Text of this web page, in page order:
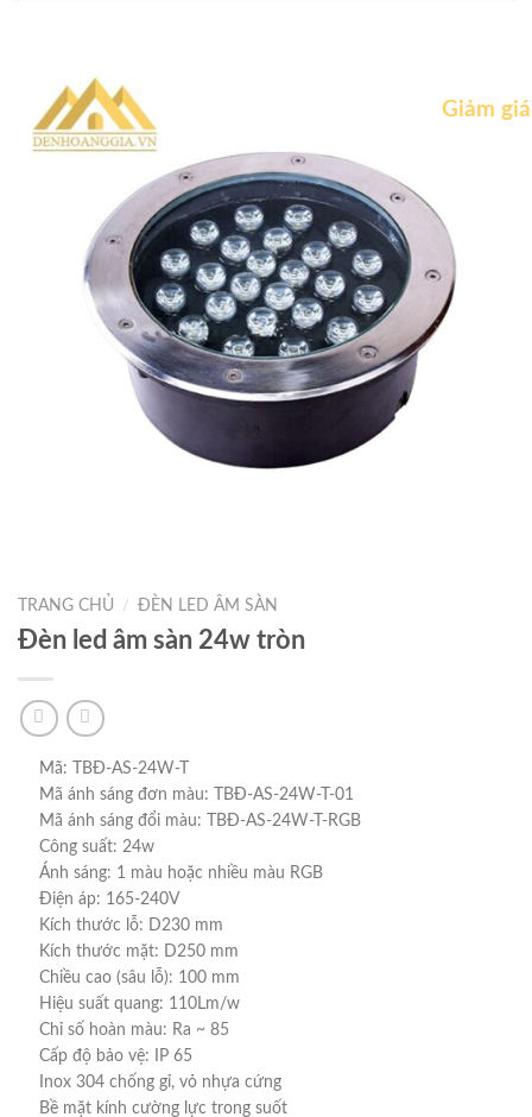
Giảm
TRANG CHỦ / ĐÈN LED ÂM SÀN
Đèn led âm sàn 24w tròn
Mã: TBĐ-AS-24W-T
Mã ánh sáng đơn màu: TBĐ-AS-24W-T-01
Mã ánh sáng đổi màu: TBĐ-AS-24W-T-RGB
Công suất: 24w
Ánh sáng: 1 màu hoặc nhiều màu RGB
Điện áp: 165-240V
Kích thước lỗ: D230 mm
Kích thước mặt: D250 mm
Chiều cao (sâu lỗ): 100 mm
Hiệu suất quang: 110Lm/w
Chỉ số hoàn màu: Ra ~ 85
Cấp độ bảo vệ: IP 65
Inox 304 chống gỉ, vỏ nhựa cứng
Bề mặt kính cường lực trong suốt